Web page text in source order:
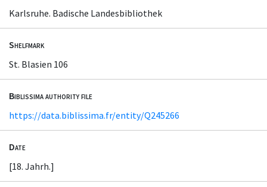
Karlsruhe. Badische Landesbibliothek
Shelfmark
St. Blasien 106
Biblissima authority file
https://data.biblissima.fr/entity/Q245266
Date
[18. Jahrh.]